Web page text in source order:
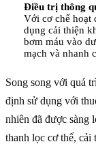
Điều trị thông
Với cơ chế hoạt
dụng cải thiện
bơm máu vào
mạch và nhanh
Song song với quá
định sử dụng với
nhiên đã được sàng
thanh lọc cơ thể, cải